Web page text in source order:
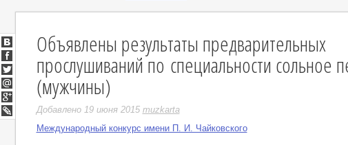
Объявлены результаты предварительных
прослушиваний по специальности сольное
(мужчины)
Добавлено 19 июня 2015 muzkarta
Международный конкурс имени П. И. Чайковского
ВКонтакте
Facebook
Twitter
Мой
Мир
Google+
LiveJournal